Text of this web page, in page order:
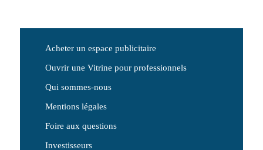
Acheter un espace publicitaire
Ouvrir une Vitrine pour professionnels
Qui sommes-nous
Mentions légales
Foire aux questions
Investisseurs